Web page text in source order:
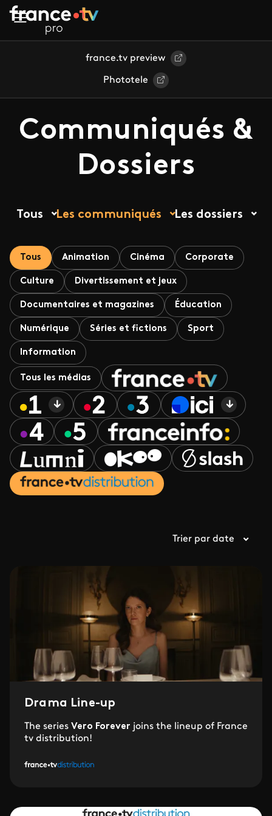
Aller au contenu principal
france.tv preview
Phototele
Communiqués &
Dossiers
Tous Les communiqués Les dossiers
Tous Animation Cinéma Corporate
Culture Divertissement et jeux
Documentaires et magazines Éducation
Numérique Séries et fictions Sport
Information
Tous les médias
Trier par date
Drama Line-up
The series Vero Forever joins the lineup of France
tv distribution!